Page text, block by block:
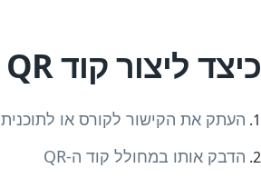
כיצד ליצור קוד QR לקורס edX
העתק את הקישור לקורס או לתוכנית edX שלך
הדבק אותו במחולל קוד ה-QR